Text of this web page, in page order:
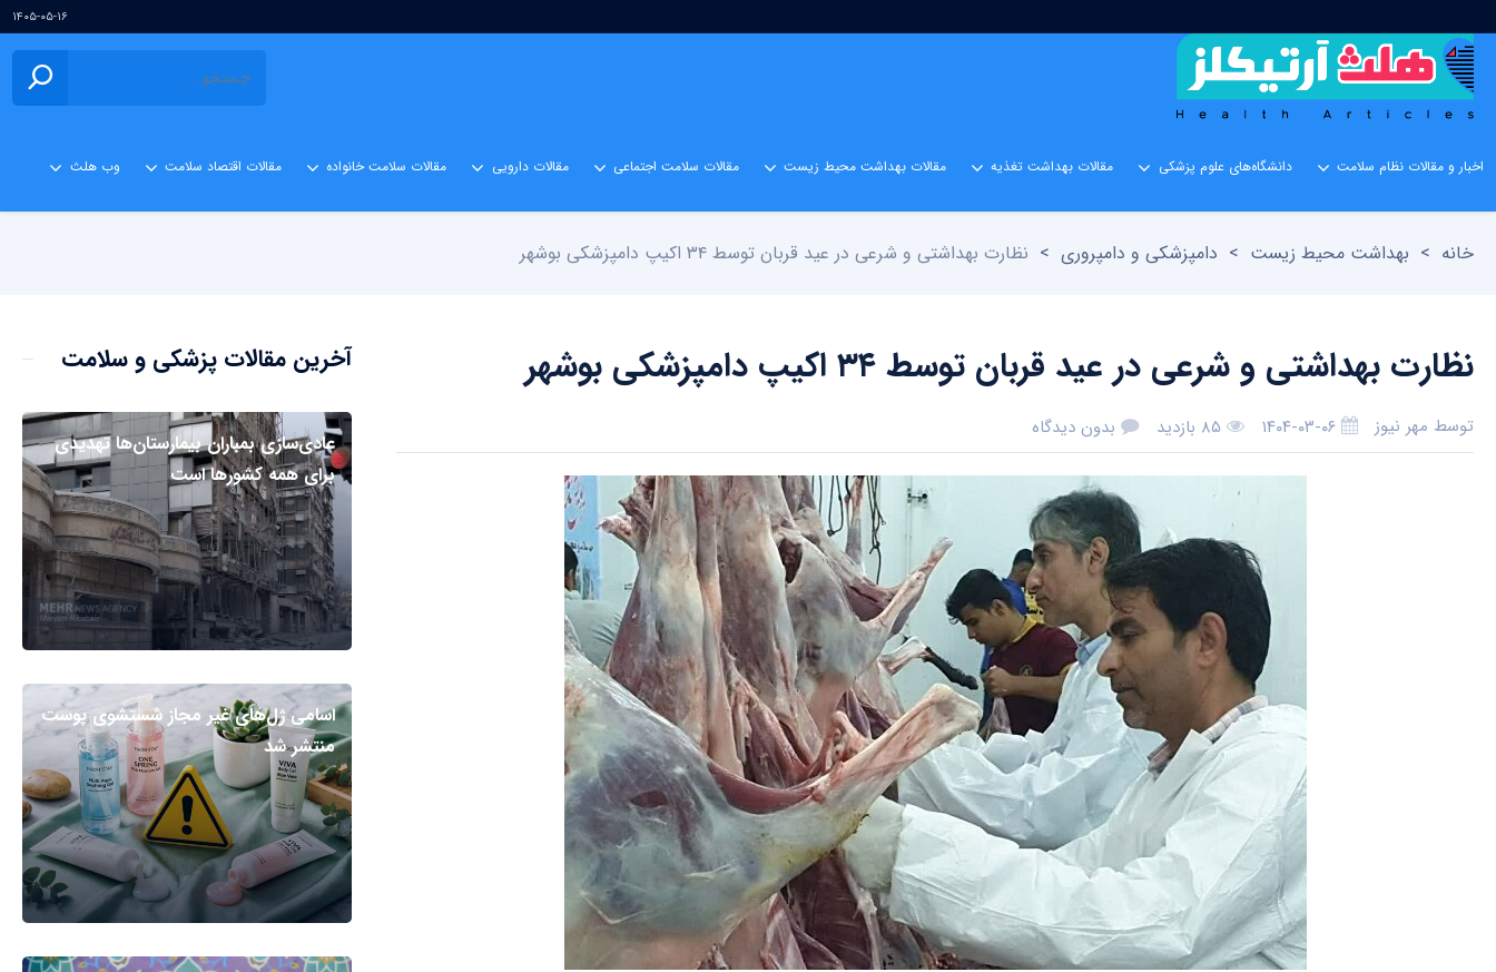
۱۴۰۵-۰۵-۱۶
اخبار و مقالات نظام سلامت دانشگاه‌های علوم پزشکی مقالات بهداشت تغذیه مقالات بهداشت محیط زیست مقالات سلامت اجتماعی مقالات دارویی مقالات سلامت خانواده مقالات اقتصاد سلامت وب هلث
خانه > بهداشت محیط زیست > دامپزشکی و دامپروری > نظارت بهداشتی و شرعی در عید قربان توسط ۳۴ اکیپ دامپزشکی بوشهر
نظارت بهداشتی و شرعی در عید قربان توسط ۳۴ اکیپ دامپزشکی بوشهر
توسط مهر نیوز ۱۴۰۴-۰۳-۰۶ ۸۵ بازدید بدون دیدگاه
آخرین مقالات پزشکی و سلامت
عادی‌سازی بمباران بیمارستان‌ها تهدیدی
برای همه کشورها است
اسامی ژل‌های غیر مجاز شستشوی پوست
منتشر شد